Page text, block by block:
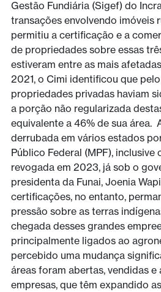
Gestão Fundiária (Sigef) do
transações envolvendo imóveis
permitiu a certificação e a
de propriedades sobre essas
estiveram entre as mais
2021, o Cimi identificou que
propriedades privadas haviam
a porção não regularizada
equivalente a 46% de sua área.
derrubada em vários estados
Público Federal (MPF), inclusive
revogada em 2023, já sob o
presidenta da Funai, Joenia
certificações, no entanto,
pressão sobre as terras
chegada desses grandes
principalmente ligados ao
percebido uma mudança
áreas foram abertas, vendidas
empresas, que têm expandido